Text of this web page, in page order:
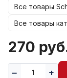
Все товары
Все товары
270